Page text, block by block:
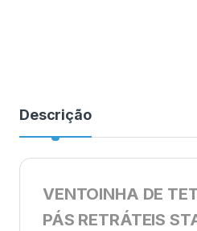
Descrição
VENTOINHA DE
PÁS RETRÁTEIS